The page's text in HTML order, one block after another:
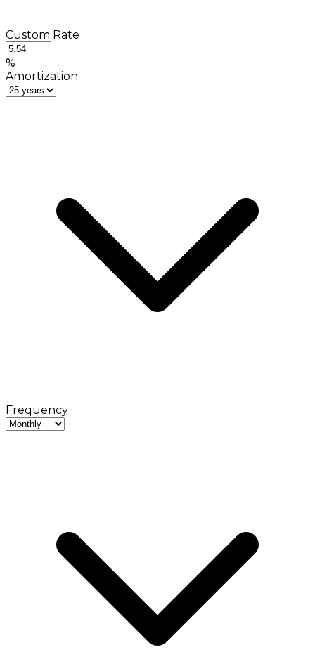
Custom Rate
%
Amortization
Frequency